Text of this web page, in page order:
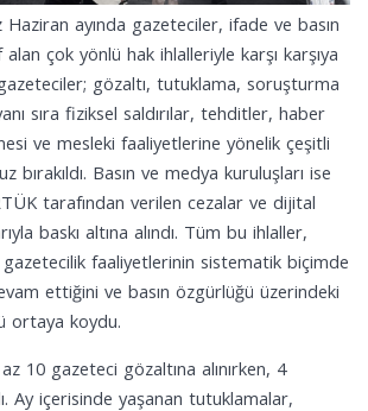
Haziran ayında gazeteciler, ifade ve basın
çok yönlü hak ihlalleriyle karşı karşıya
gözaltı, tutuklama, soruşturma
sıra fiziksel saldırılar, tehditler, haber
ve mesleki faaliyetlerine yönelik çeşitli
bırakıldı. Basın ve medya kuruluşları ise
tarafından verilen cezalar ve dijital
baskı altına alındı. Tüm bu ihlaller,
gazetecilik faaliyetlerinin sistematik biçimde
ettiğini ve basın özgürlüğü üzerindeki
ortaya koydu.
10 gazeteci gözaltına alınırken, 4
Ay içerisinde yaşanan tutuklamalar,